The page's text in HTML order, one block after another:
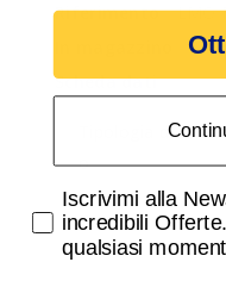
Riferimento
LMO
500
Scheda dati
Tipologia di
o
Tonalita'
Accetta di
Iscrivimi alla
incredibili
qualsiasi